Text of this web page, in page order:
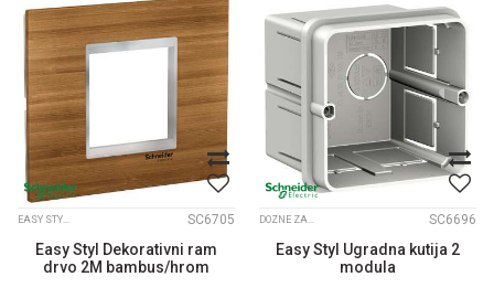
EASY STYL DEKORATIVNI RAMOVI DRVO SC6705
Easy Styl Dekorativni ram
drvo 2M bambus/hrom
DOZNE ZA MODULARNE PREKIDAČE I UTIČNICE SC6696
Easy Styl Ugradna kutija 2
modula